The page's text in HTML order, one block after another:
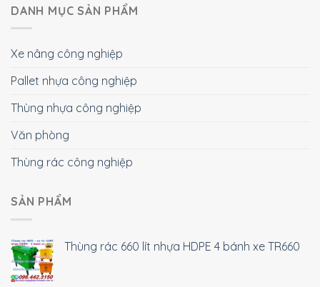
DANH MỤC SẢN PHẨM
Xe nâng công nghiệp
Pallet nhựa công nghiệp
Thùng nhựa công nghiệp
Văn phòng
Thùng rác công nghiệp
SẢN PHẨM
Thùng rác 660 lít nhựa HDPE 4 bánh xe TR660